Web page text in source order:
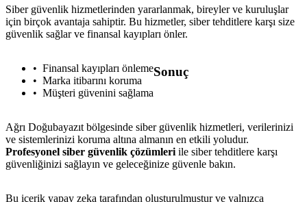
Siber güvenlik hizmetlerinden yararlanmak, bireyler ve kuruluşlar
için birçok avantaja sahiptir. Bu hizmetler, siber tehditlere karşı size
güvenlik sağlar ve finansal kayıpları önler.
Finansal kayıpları önleme
Marka itibarını koruma
Müşteri güvenini sağlama
Sonuç
Ağrı Doğubayazıt bölgesinde siber güvenlik hizmetleri, verilerinizi
ve sistemlerinizi koruma altına almanın en etkili yoludur.
Profesyonel siber güvenlik çözümleriile siber tehditlere karşı
güvenliğinizi sağlayın ve geleceğinize güvenle bakın.
Bu içerik yapay zeka tarafından oluşturulmuştur ve yalnızca